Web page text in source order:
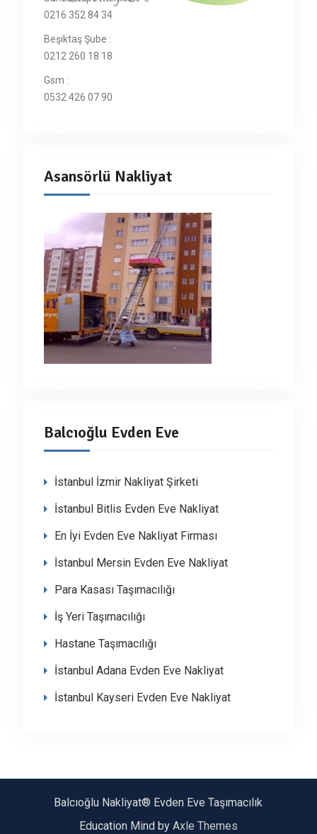
0216 352 84 34
Beşiktaş Şube :
0212 260 18 18
Gsm :
0532 426 07 90
Asansörlü Nakliyat
Balcıoğlu Evden Eve
İstanbul İzmir Nakliyat Şirketi
İstanbul Bitlis Evden Eve Nakliyat
En İyi Evden Eve Nakliyat Firması
İstanbul Mersin Evden Eve Nakliyat
Para Kasası Taşımacılığı
İş Yeri Taşımacılığı
Hastane Taşımacılığı
İstanbul Adana Evden Eve Nakliyat
İstanbul Kayseri Evden Eve Nakliyat
Balcıoğlu Nakliyat® Evden Eve Taşımacılık
Education Mind by Axle Themes